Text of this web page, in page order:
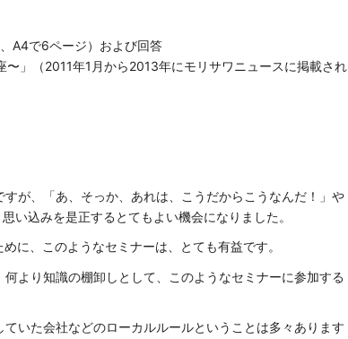
A4で6ページ）および回答
〜」（2011年1月から2013年にモリサワニュースに掲載され
すが、「あ、そっか、あれは、こうだからこうなんだ！」や
い込みを是正するとてもよい機会になりました。
に、このようなセミナーは、とても有益です。
より知識の棚卸しとして、このようなセミナーに参加する
いた会社などのローカルルールということは多々あります